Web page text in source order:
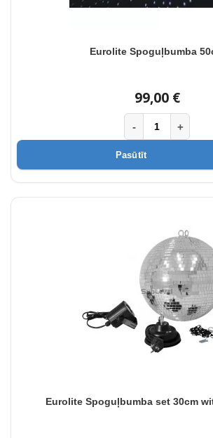
Eurolite Spoguļbumba
99,00 €
- +
Pasūtīt
Eurolite Spoguļbumba set 30cm